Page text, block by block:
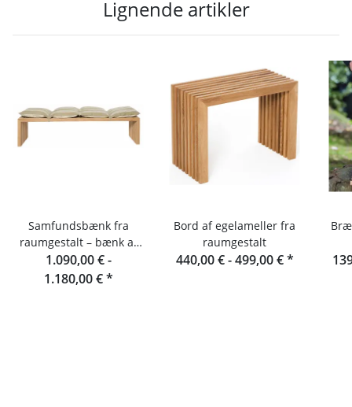
Lignende artikler
Samfundsbænk fra
raumgestalt – bænk af
egelameller 180 cm
1.090,00 € -
1.180,00 €*
Bord af egelameller fra
raumgestalt
440,00 € -499,00 €*